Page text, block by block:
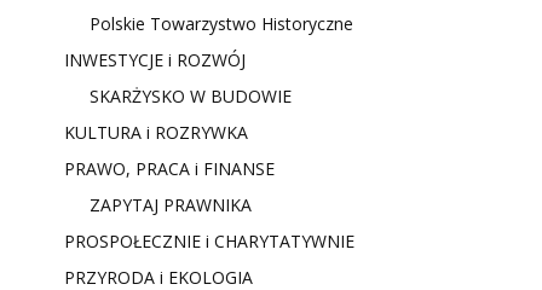
Polskie Towarzystwo Historyczne
INWESTYCJE i ROZWÓJ
SKARŻYSKO W BUDOWIE
KULTURA i ROZRYWKA
PRAWO, PRACA i FINANSE
ZAPYTAJ PRAWNIKA
PROSPOŁECZNIE i CHARYTATYWNIE
PRZYRODA i EKOLOGIA